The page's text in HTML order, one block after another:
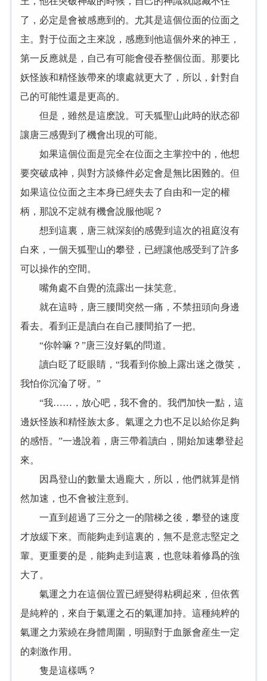
了，必定是會被感應到的。尤其是這個位面的位面之
主。對于位面之主來說，感應到他這個外來的神王，
第一反應就是，自己有可能會侵吞整個位面。那要比
妖怪族和精怪族帶來的壞處就更大了，所以，針對自
己的可能性還是更高的。
但是，雖然是這麽說。可天狐聖山此時的狀态卻
讓唐三感覺到了機會出現的可能。
如果這個位面是完全在位面之主掌控中的，他想
要突破成神，與對方談條件必定會是無比困難的。但
如果這位位面之主本身已經失去了自由和一定的權
柄，那說不定就有機會說服他呢？
想到這裏，唐三就深刻的感覺到這次的祖庭沒有
白來，一個天狐聖山的攀登，已經讓他感受到了許多
可以操作的空間。
嘴角處不自覺的流露出一抹笑意。
就在這時，唐三腰間突然一痛，不禁扭頭向身邊
看去。看到正是讀白在自己腰間掐了一把。
“你幹嘛？”唐三沒好氣的問道。
讀白眨了眨眼睛，“我看到你臉上露出迷之微笑，
我怕你沉淪了呀。”
“我……，放心吧，我不會的。我們加快一點，這
邊妖怪族和精怪族太多。氣運之力也不足以給你足夠
的感悟。”一邊說着，唐三帶着讀白，開始加速攀登起
來。
因爲登山的數量太過龐大，所以，他們就算是悄
然加速，也不會被注意到。
一直到超過了三分之一的階梯之後，攀登的速度
才放緩下來。而能夠走到這裏的，無不是意志堅定之
輩。更重要的是，能夠走到這裏，也意味着修爲的強
大了。
氣運之力在這個位置已經變得粘稠起來，但依舊
是純粹的，來自于氣運之石的氣運加持。這種純粹的
氣運之力萦繞在身體周圍，明顯對于血脈會産生一定
的刺激作用。
隻是這樣嗎？